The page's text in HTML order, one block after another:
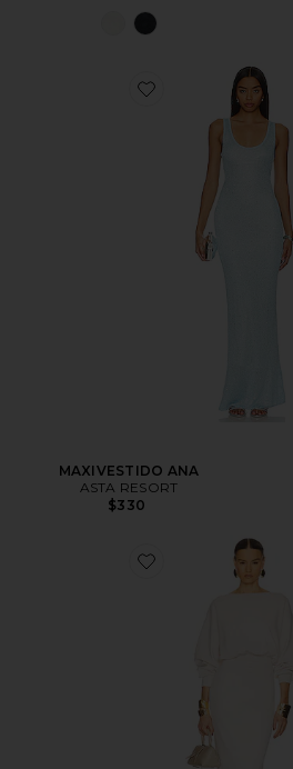
MAXIVESTIDO ANA
ASTA RESORT
$330